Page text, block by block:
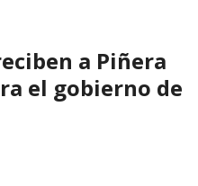
a Piñera
el gobierno de